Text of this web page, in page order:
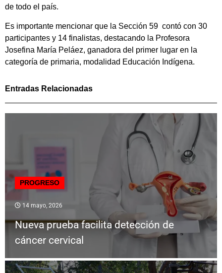
de todo el país.
Es importante mencionar que la Sección 59 contó con 30
participantes y 14 finalistas, destacando la Profesora
Josefina María Peláez, ganadora del primer lugar en la
categoría de primaria, modalidad Educación Indígena.
Entradas Relacionadas
PROGRESO
14 mayo, 2026
Nueva prueba facilita detección de
cáncer cervical